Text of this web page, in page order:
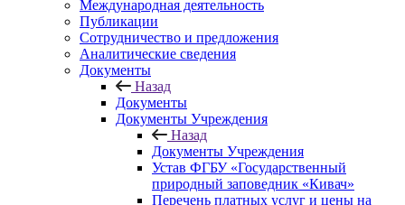
Международная деятельность
Публикации
Сотрудничество и предложения
Аналитические сведения
Документы
Назад
Документы
Документы Учреждения
Назад
Документы Учреждения
Устав ФГБУ «Государственный
природный заповедник «Кивач»
Перечень платных услуг и цены на